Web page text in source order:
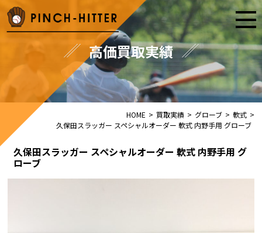
高価買取実績
HOME > 買取実績 > グローブ > 軟式 >
久保田スラッガー スペシャルオーダー 軟式 内野手用 グローブ
久保田スラッガー スペシャルオーダー 軟式 内野手用 グ
ローブ